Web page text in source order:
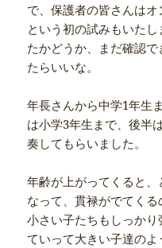
で、保護者の皆さんは
という初の試みもいた
たかどうか、まだ確認
たらいいな。
年長さんから中学1年生
は小学3年生まで、後半
奏してもらいました。
年齢が上がってくると
なって、貫禄がでてく
小さい子たちもしっか
ていって大きい子達の